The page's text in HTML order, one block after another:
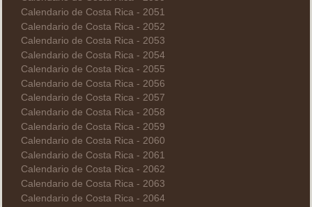
Calendario de Costa Rica - 2051
Calendario de Costa Rica - 2052
Calendario de Costa Rica - 2053
Calendario de Costa Rica - 2054
Calendario de Costa Rica - 2055
Calendario de Costa Rica - 2056
Calendario de Costa Rica - 2057
Calendario de Costa Rica - 2058
Calendario de Costa Rica - 2059
Calendario de Costa Rica - 2060
Calendario de Costa Rica - 2061
Calendario de Costa Rica - 2062
Calendario de Costa Rica - 2063
Calendario de Costa Rica - 2064